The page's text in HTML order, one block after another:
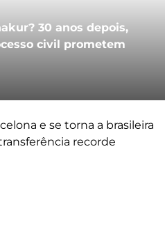
30 anos depois,
civil prometem